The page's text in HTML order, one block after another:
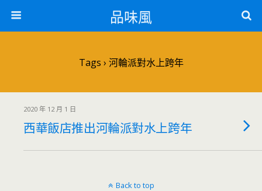
品味風
Tags › 河輪派對水上跨年
2020 年 12 月 1 日
西華飯店推出河輪派對水上跨年
Back to top